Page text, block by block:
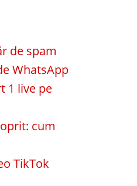
de spam
WhatsApp
1 live pe
cum
TikTok